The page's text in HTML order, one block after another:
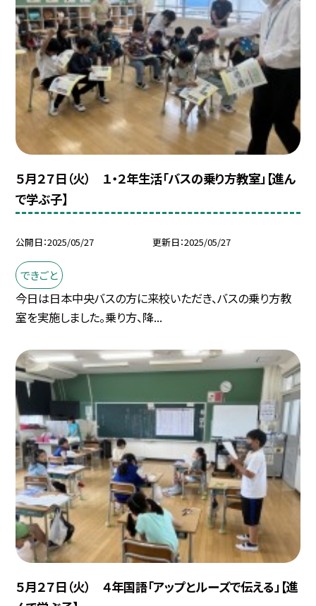
５月２７日（火） １・２年生活「バスの乗り方教室」【進ん
で学ぶ子】
公開日 2025/05/27 更新日 2025/05/27
できごと
今日は日本中央バスの方に来校いただき、バスの乗り方教
室を実施しました。乗り方、降...
５月２７日（火） ４年国語「アップとルーズで伝える」【進